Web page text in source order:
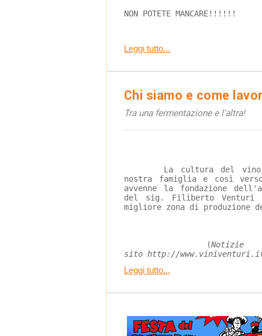
NON POTETE MANCARE!!!!!!
Leggi tutto...
Chi siamo e come
Tra una fermentazione e l'altra!
nostra famiglia e così
avvenne la fondazione
del sig. Filiberto Venturi
migliore zona di produzione
	(
sito http://
Leggi tutto...